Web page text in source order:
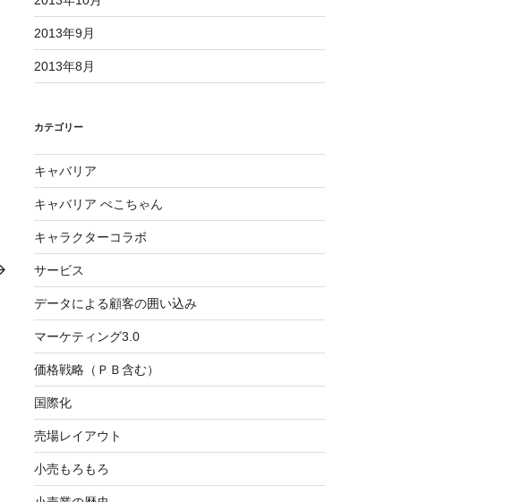
2013年9月
2013年8月
カテゴリー
キャバリア
キャバリア ぺこちゃん
キャラクターコラボ
サービス
データによる顧客の囲い込み
マーケティング3.0
価格戦略（ＰＢ含む）
国際化
売場レイアウト
小売もろもろ